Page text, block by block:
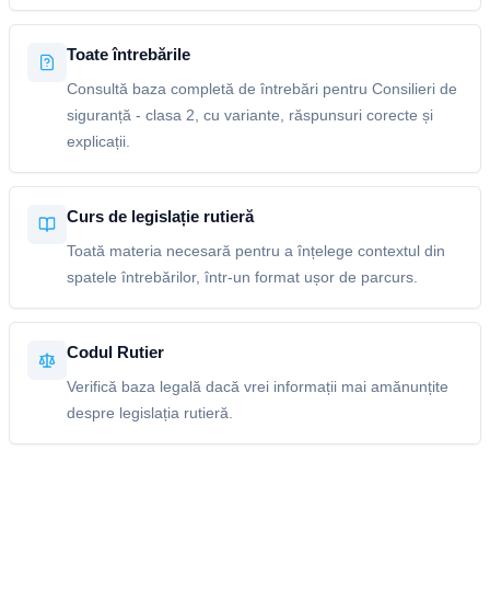
Toate întrebările
Consultă baza completă de întrebări pentru Consilieri de
siguranță - clasa 2, cu variante, răspunsuri corecte și
explicații.
Curs de legislație rutieră
Toată materia necesară pentru a înțelege contextul din
spatele întrebărilor, într-un format ușor de parcurs.
Codul Rutier
Verifică baza legală dacă vrei informații mai amănunțite
despre legislația rutieră.